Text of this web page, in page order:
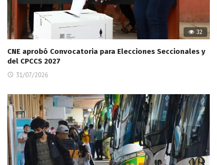
32
CNE aprobó Convocatoria para Elecciones Seccionales y
del CPCCS 2027
31/07/2026